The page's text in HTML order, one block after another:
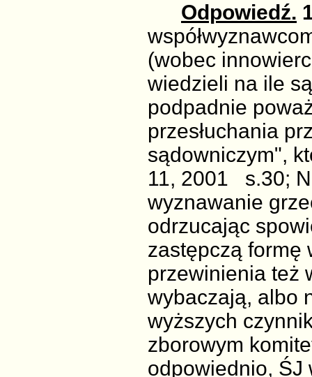
Odpowiedź.
(wobec
wiedzieli na ile
podpadnie
przesłuchania
sądowniczym",
11, 2001 s.30;
wyznawanie
odrzucając
zastępczą formę
przewinienia też
wybaczają, albo
wyższych
zborowym
odpowiednio, ŚJ